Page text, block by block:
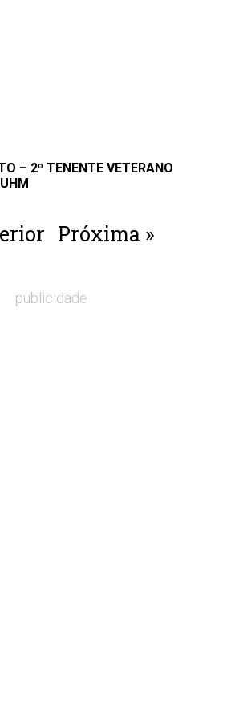
– 2º TENENTE VETERANO
Próxima »
publicidade